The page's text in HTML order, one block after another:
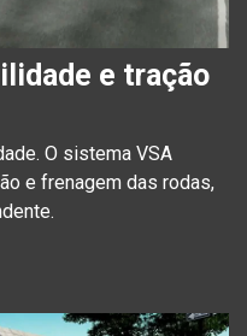
e tração
O sistema VSA
e frenagem das rodas,